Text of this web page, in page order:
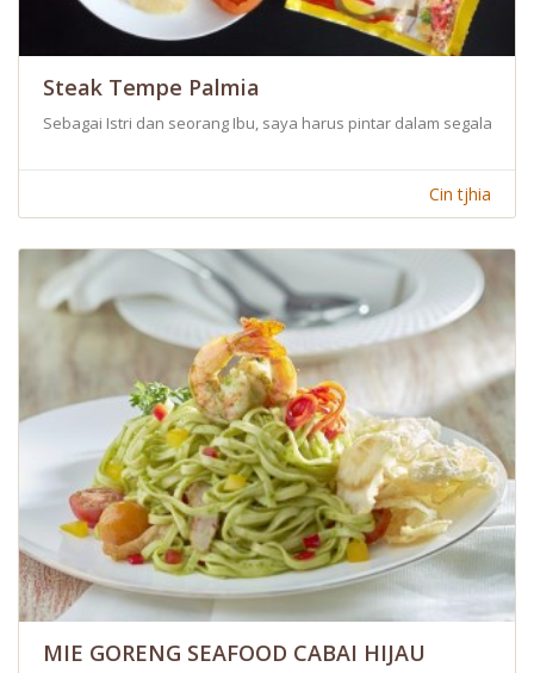
Steak Tempe Palmia
Sebagai Istri dan seorang Ibu, saya harus pintar dalam segala
Cin tjhia
MIE GORENG SEAFOOD CABAI HIJAU